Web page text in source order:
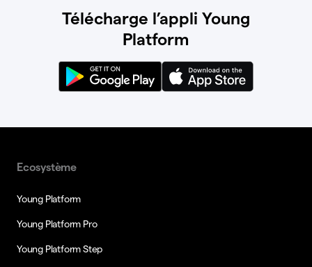
Télécharge l’appli Young
Platform
Ecosystème
Young Platform
Young Platform Pro
Young Platform Step